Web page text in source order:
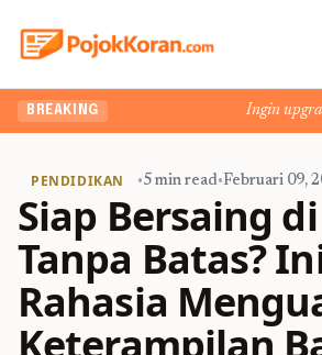
BREAKING Ingin
PENDIDIKAN •5 min read•Februari 09,
Siap Bersaing
Tanpa Batas?
Rahasia